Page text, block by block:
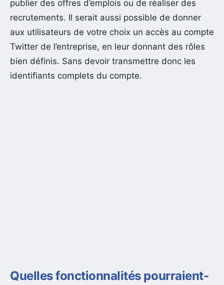
publier des offres d’emplois ou de réaliser des
recrutements. Il serait aussi possible de donner
aux utilisateurs de votre choix un accès au compte
Twitter de l’entreprise, en leur donnant des rôles
bien définis. Sans devoir transmettre donc les
identifiants complets du compte.
Quelles fonctionnalités pourraient-